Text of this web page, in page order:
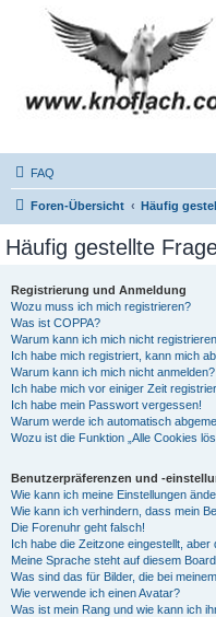
FAQ
Foren-Übersicht Häufig
Häufig gestellte
Registrierung und Anmeldung
Wozu muss ich mich registrieren?
Was ist COPPA?
Warum kann ich mich nicht
Ich habe mich registriert, kann mich
Warum kann ich mich nicht anmelden?
Ich habe mich vor einiger Zeit
Ich habe mein Passwort vergessen!
Warum werde ich automatisch
Wozu ist die Funktion „Alle Cookies
Benutzerpräferenzen und -
Wie kann ich meine Einstellungen
Wie kann ich verhindern, dass mein
Die Forenuhr geht falsch!
Ich habe die Zeitzone eingestellt,
Meine Sprache steht auf diesem
Was sind das für Bilder, die bei
Wie verwende ich einen Avatar?
Was ist mein Rang und wie kann ich